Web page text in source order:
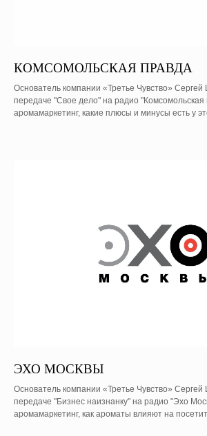
КОМСОМОЛЬСКАЯ ПРАВДА
Основатель компании «Третье Чувство»
передаче "Свое дело" на радио "Комсомольская
аромамаркетинг, какие плюсы и минусы есть у
ЭХО МОСКВЫ
Основатель компании «Третье Чувство»
передаче "Бизнес наизнанку" на радио "Эхо
аромамаркетинг, как ароматы влияют на